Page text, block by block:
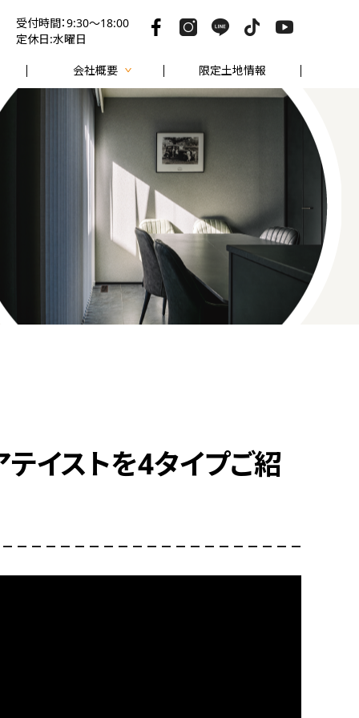
受付時間：9:30～18:00
定休日:水曜日
会社概要 限定土地情報
テイストを4タイプご紹